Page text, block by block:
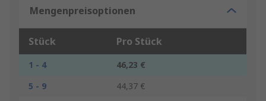
Mengenpreisoptionen
Stück Pro Stück
1 - 4
46,23 €
5 - 9
44,37 €